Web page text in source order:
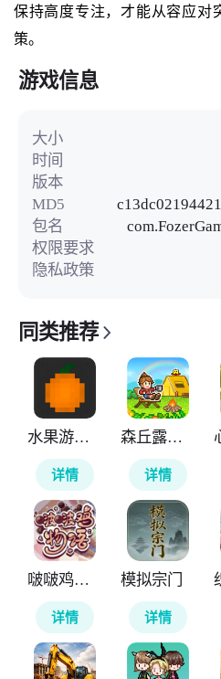
保持高度专注，才能从容应对
策。
游戏信息
大小
时间
版本
MD5
包名
权限要求
隐私政策
同类推荐
水果游乐场国际版
详情
森丘露营地物语
详情
啵啵鸡物语
详情
模拟宗门
详情